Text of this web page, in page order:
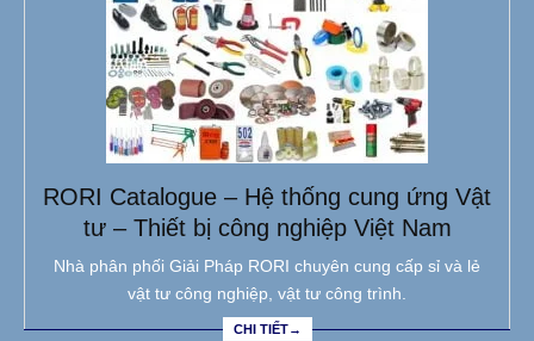
RORI Catalogue – Hệ thống cung ứng Vật
tư – Thiết bị công nghiệp Việt Nam
Nhà phân phối Giải Pháp RORI chuyên cung cấp sỉ và lẻ
vật tư công nghiệp, vật tư công trình.
CHI TIẾT→